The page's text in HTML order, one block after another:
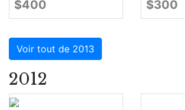
$400 $300
Voir tout de 2013
2012